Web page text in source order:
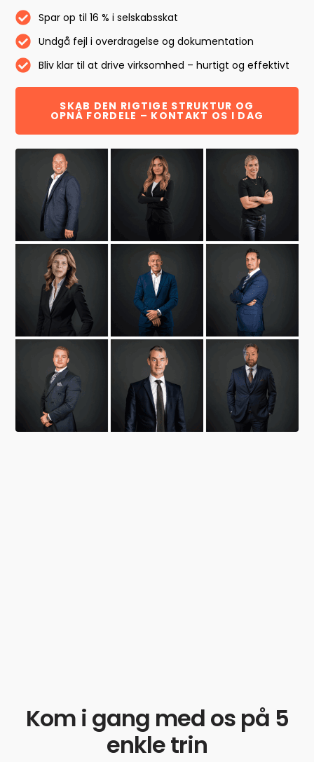
Spar op til 16 % i selskabsskat
Undgå fejl i overdragelse og dokumentation
Bliv klar til at drive virksomhed – hurtigt og effektivt
SKAB DEN RIGTIGE STRUKTUR OG
OPNÅ FORDELE – KONTAKT OS I DAG
Kom i gang med os på 5
enkle trin